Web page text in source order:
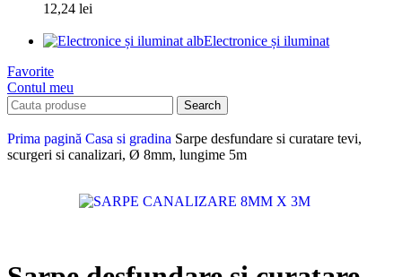
12,24 lei
Electronice și iluminat
Favorite
Contul meu
Search
Prima pagină Casa si gradina Sarpe desfundare si curatare tevi,
scurgeri si canalizari, Ø 8mm, lungime 5m